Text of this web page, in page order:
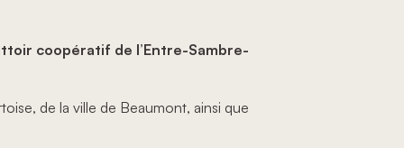
coopératif de l’Entre-Sambre-
de la ville de Beaumont, ainsi que